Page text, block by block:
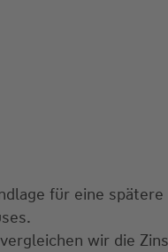
für eine spätere
wir die